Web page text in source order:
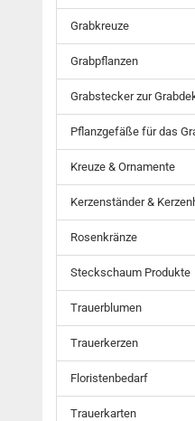
Grabkreuze
Grabpflanzen
Grabstecker zur
Pflanzgefäße für das
Kreuze & Ornamente
Kerzenständer &
Rosenkränze
Steckschaum Produkte
Trauerblumen
Trauerkerzen
Floristenbedarf
Trauerkarten